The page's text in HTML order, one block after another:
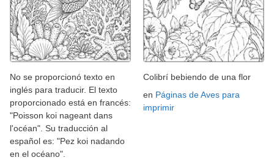
No se proporcionó texto en
inglés para traducir. El texto
proporcionado está en francés:
"Poisson koi nageant dans
l'océan". Su traducción al
español es: "Pez koi nadando
en el océano".
Colibrí bebiendo de una flor
en Páginas de Aves para
imprimir